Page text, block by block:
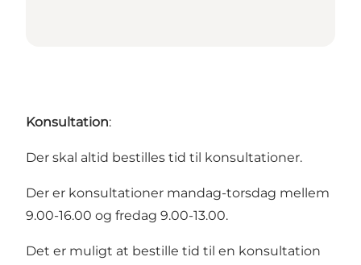
Konsultation:
Der skal altid bestilles tid til konsultationer.
Der er konsultationer mandag-torsdag mellem
9.00-16.00 og fredag 9.00-13.00.
Det er muligt at bestille tid til en konsultation